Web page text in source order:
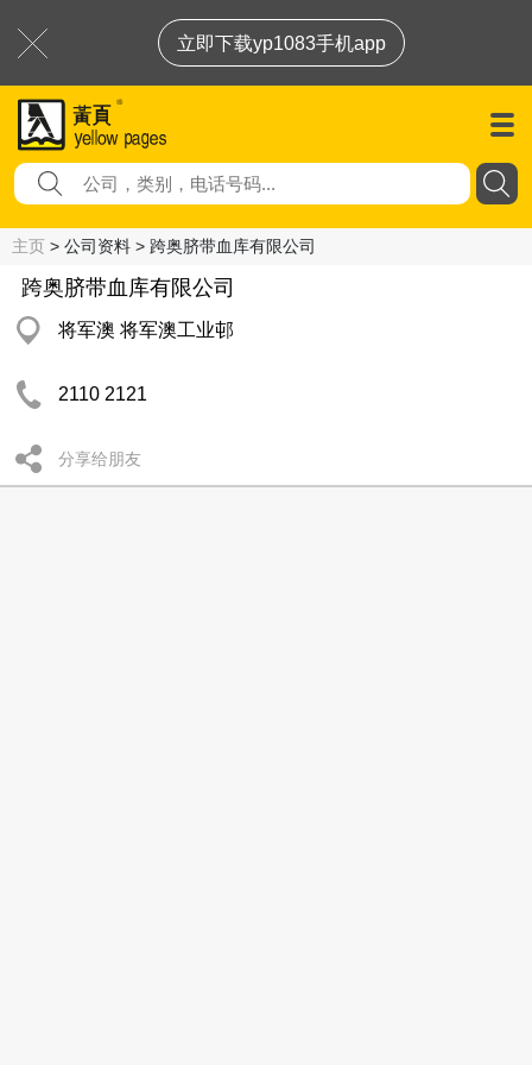
立即下载yp1083手机app
主页 > 公司资料 > 跨奥脐带血库有限公司
跨奥脐带血库有限公司
将军澳 将军澳工业邨
2110 2121
分享给朋友